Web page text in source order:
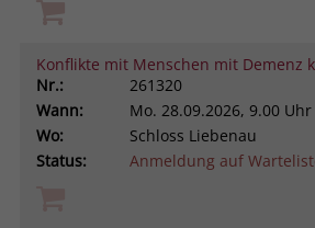
Konflikte mit Menschen mit Demenz
Nr.:
261320
Wann:
Mo. 28.09.2026, 9.00 Uhr
Wo:
Schloss Liebenau
Status:
Anmeldung auf